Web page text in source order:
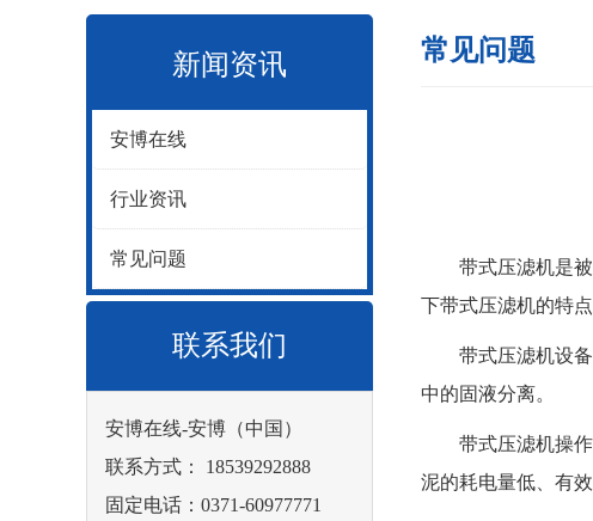
新闻资讯
安博在线
行业资讯
常见问题
联系我们
安博在线-安博（中国）
联系方式： 18539292888
固定电话：0371-60977771
常见问题
带式压滤机是被
下带式压滤机的特点
带式压滤机设备
中的固液分离。
带式压滤机操作
泥的耗电量低、有